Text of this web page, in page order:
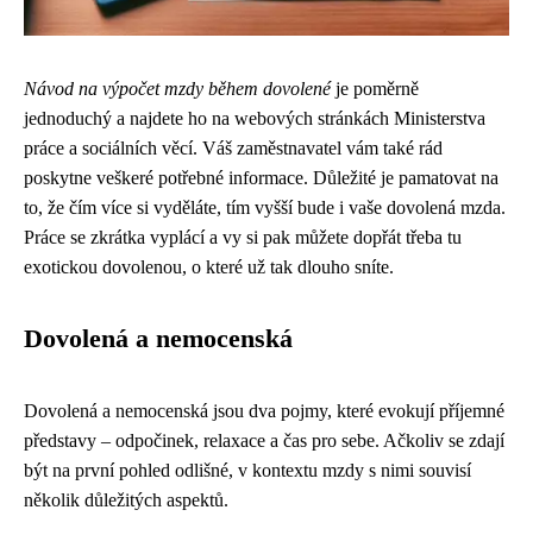
Návod na výpočet mzdy během dovolenéje poměrně
jednoduchý a najdete ho na webových stránkách Ministerstva
práce a sociálních věcí. Váš zaměstnavatel vám také rád
poskytne veškeré potřebné informace. Důležité je pamatovat na
to, že čím více si vyděláte, tím vyšší bude i vaše dovolená mzda.
Práce se zkrátka vyplácí a vy si pak můžete dopřát třeba tu
exotickou dovolenou, o které už tak dlouho sníte.
Dovolená a nemocenská
Dovolená a nemocenská jsou dva pojmy, které evokují příjemné
představy – odpočinek, relaxace a čas pro sebe. Ačkoliv se zdají
být na první pohled odlišné, v kontextu mzdy s nimi souvisí
několik důležitých aspektů.